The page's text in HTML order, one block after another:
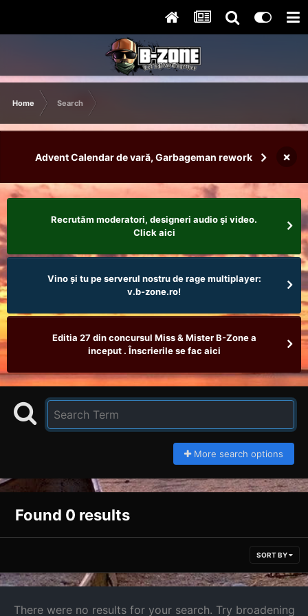
Home Search
Advent Calendar de vară, Garbageman rework ×
Recrutăm moderatori, designeri audio şi video.
Click aici
Vino și tu pe serverul nostru de rage multiplayer:
v.b-zone.ro!
Editia 27 din concursul Miss & Mister B-Zone a
inceput . Înscrierile se fac aici
More search options
Found 0 results
SORT BY
There were no results for your search. Try broadening